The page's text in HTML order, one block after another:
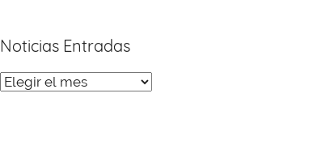
Noticias Entradas
Noticias